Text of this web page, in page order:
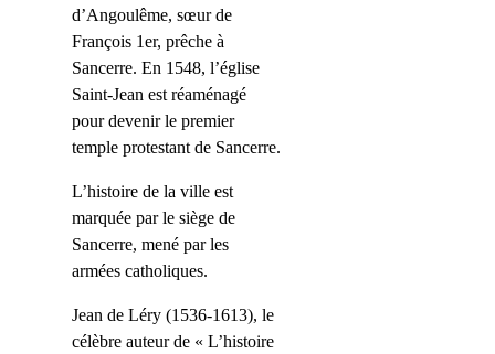
d’Angoulême, sœur de
François 1er, prêche à
Sancerre. En 1548, l’église
Saint-Jean est réaménagé
pour devenir le premier
temple protestant de Sancerre.
L’histoire de la ville est
marquée par le siège de
Sancerre, mené par les
armées catholiques.
Jean de Léry (1536-1613), le
célèbre auteurde « L’histoire